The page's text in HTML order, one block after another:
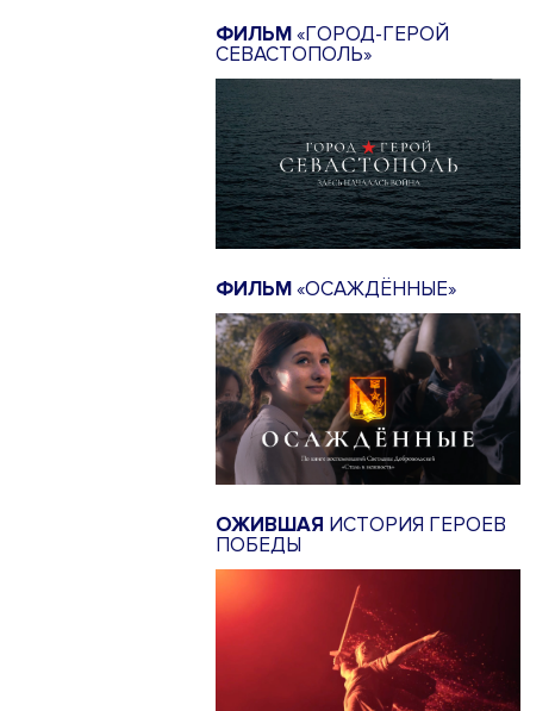
ФИЛЬМ«ГОРОД-ГЕРОЙ
СЕВАСТОПОЛЬ»
ФИЛЬМ«ОСАЖДЁННЫЕ»
ОЖИВШАЯ ИСТОРИЯ ГЕРОЕВ
ПОБЕДЫ